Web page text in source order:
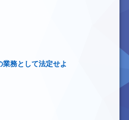
務として法定せよ